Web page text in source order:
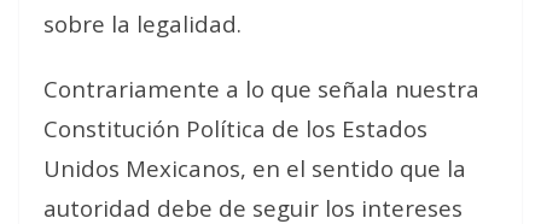
sobre la legalidad.
Contrariamente a lo que señala nuestra
Constitución Política de los Estados
Unidos Mexicanos, en el sentido que la
autoridad debe de seguir los intereses